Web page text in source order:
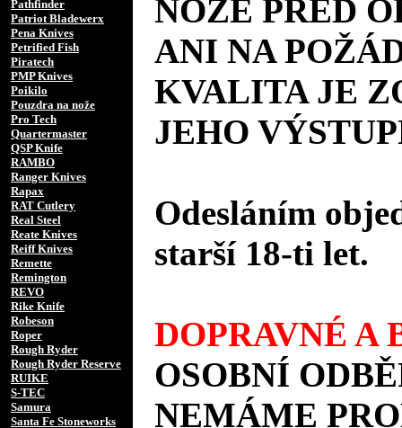
Pathfinder
Patriot Bladewerx
Pena Knives
Petrified Fish
Piratech
PMP Knives
Poikilo
Pouzdra na nože
Pro Tech
Quartermaster
QSP Knife
RAMBO
Ranger Knives
Rapax
RAT Cutlery
Real Steel
Reate Knives
Reiff Knives
Remette
Remington
REVO
Rike Knife
Robeson
Roper
Rough Ryder
Rough Ryder Reserve
RUIKE
S-TEC
Samura
Santa Fe Stoneworks
NOŽE PŘED
ANI NA
KVALITA JE
JEHO
Odesláním
starší 18-ti let.
DOPRAVNÉ A
OSOBNÍ
NEMÁME